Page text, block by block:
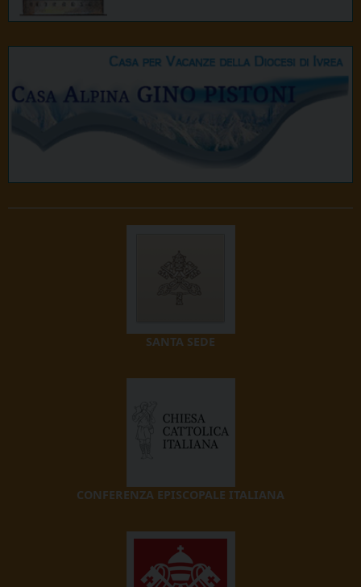
SANTA SEDE
CONFERENZA EPISCOPALE ITALIANA